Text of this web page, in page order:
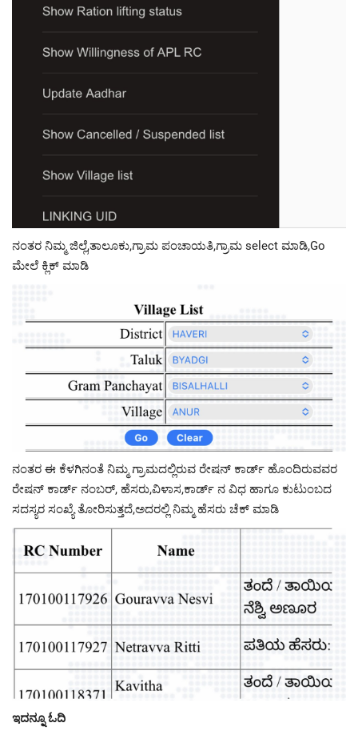
ನಂತರ ನಿಮ್ಮ ಜಿಲ್ಲೆ,ತಾಲೂಕು,ಗ್ರಾಮ ಪಂಚಾಯತಿ,ಗ್ರಾಮ select ಮಾಡಿ,Go
ಮೇಲೆ ಕ್ಲಿಕ್ ಮಾಡಿ
ನಂತರ ಈ ಕೆಳಗಿನಂತೆ ನಿಮ್ಮ ಗ್ರಾಮದಲ್ಲಿರುವ ರೇಷನ್ ಕಾರ್ಡ್ ಹೊಂದಿರುವವರ
ರೇಷನ್ ಕಾರ್ಡ್ ನಂಬರ್, ಹೆಸರು,ವಿಳಾಸ,ಕಾರ್ಡ್ ನ ವಿಧ ಹಾಗೂ ಕುಟುಂಬದ
ಸದಸ್ಯರ ಸಂಖ್ಯೆ ತೋರಿಸುತ್ತದೆ,ಅದರಲ್ಲಿ ನಿಮ್ಮ ಹೆಸರು ಚೆಕ್ ಮಾಡಿ
ಇದನ್ನೂ ಓದಿ